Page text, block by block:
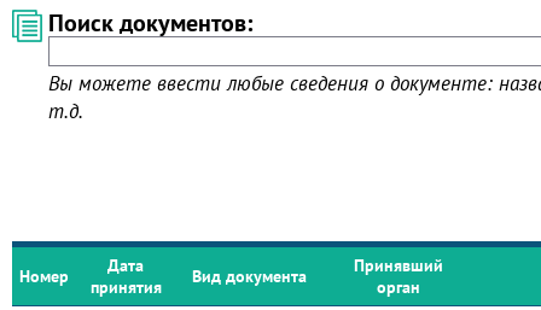
Поиск документов:
Вы можете ввести любые сведения о документе:
т.д.
Номер
Дата
принятия
Вид документа
Принявший
орган